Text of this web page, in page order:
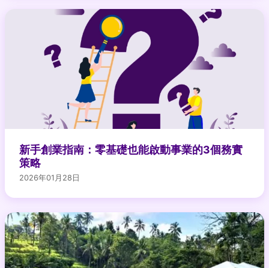
新手創業指南：零基礎也能啟動事業的3個務實
策略
2026年01月28日